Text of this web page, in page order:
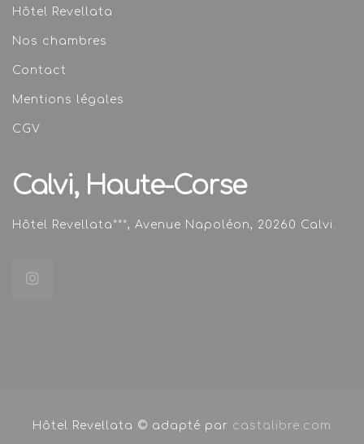
Hôtel Revellata
Nos chambres
Contact
Mentions légales
CGV
Calvi, Haute-Corse
Hôtel Revellata***, Avenue Napoléon, 20260 Calvi.
Hôtel Revellata © adapté par castalibre.com